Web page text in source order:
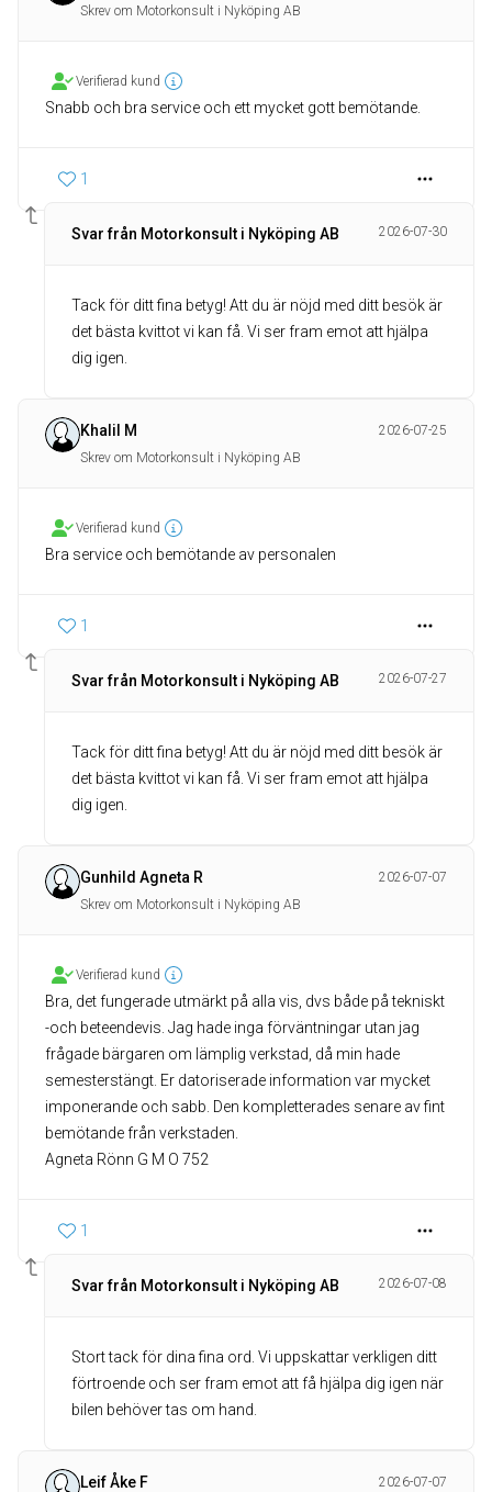
Skrev om Motorkonsult i Nyköping AB
Verifierad kund
Snabb och bra service och ett mycket gott bemötande.
1
Svar från Motorkonsult i Nyköping AB 2026-07-30
Tack för ditt fina betyg! Att du är nöjd med ditt besök är
det bästa kvittot vi kan få. Vi ser fram emot att hjälpa
dig igen.
Khalil M
2026-07-25
Skrev om Motorkonsult i Nyköping AB
Verifierad kund
Bra service och bemötande av personalen
1
Svar från Motorkonsult i Nyköping AB 2026-07-27
Tack för ditt fina betyg! Att du är nöjd med ditt besök är
det bästa kvittot vi kan få. Vi ser fram emot att hjälpa
dig igen.
Gunhild Agneta R
2026-07-07
Skrev om Motorkonsult i Nyköping AB
Verifierad kund
Bra, det fungerade utmärkt på alla vis, dvs både på tekniskt
-och beteendevis. Jag hade inga förväntningar utan jag
frågade bärgaren om lämplig verkstad, då min hade
semesterstängt. Er datoriserade information var mycket
imponerande och sabb. Den kompletterades senare av fint
bemötande från verkstaden.
Agneta Rönn G M O 752
1
Svar från Motorkonsult i Nyköping AB 2026-07-08
Stort tack för dina fina ord. Vi uppskattar verkligen ditt
förtroende och ser fram emot att få hjälpa dig igen när
bilen behöver tas om hand.
Leif Åke F
2026-07-07